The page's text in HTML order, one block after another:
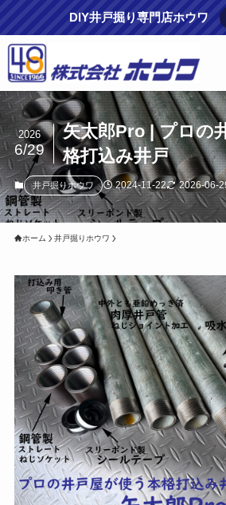
DIY井戸掘り専門店ホウワ
矢太郎Pro | プロの
格打込み井戸
2026
6/29
井戸掘りホウワ 2024-11-22 2026-06-
ホーム 井戸掘りホウワ